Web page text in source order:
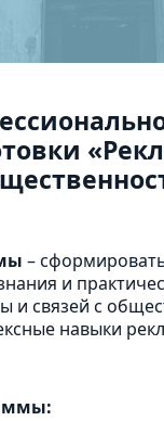
–
и
и связей с
навыки